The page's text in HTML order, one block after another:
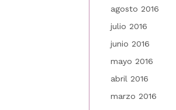
agosto 2016
julio 2016
junio 2016
mayo 2016
abril 2016
marzo 2016